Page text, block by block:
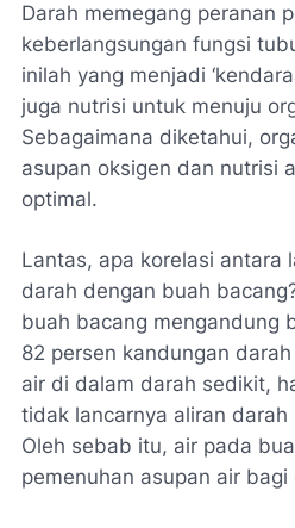
Darah memegang peranan
keberlangsungan fungsi
inilah yang menjadi
juga nutrisi untuk menuju
Sebagaimana diketahui,
asupan oksigen dan nutrisi
optimal.
Lantas, apa korelasi antara
darah dengan buah
buah bacang mengandung
82 persen kandungan
air di dalam darah sedikit,
tidak lancarnya aliran
Oleh sebab itu, air pada
pemenuhan asupan air bagi